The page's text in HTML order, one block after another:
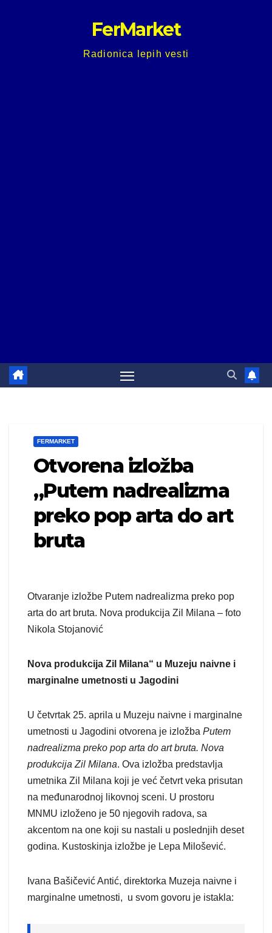
FerMarket
Radionica lepih vesti
FERMARKET
Otvorena izložba
„Putem nadrealizma
preko pop arta do art
bruta
Otvaranje izložbe Putem nadrealizma preko pop
arta do art bruta. Nova produkcija Zil Milana – foto
Nikola Stojanović
Nova produkcija Zil Milana“ u Muzeju naivne i
marginalne umetnosti u Jagodini
U četvrtak 25. aprila u Muzeju naivne i marginalne
umetnosti u Jagodini otvorena je izložba Putem
nadrealizma preko pop arta do art bruta. Nova
produkcija Zil Milana. Ova izložba predstavlja
umetnika Zil Milana koji je već četvrt veka prisutan
na međunarodnoj likovnoj sceni. U prostoru
MNMU izloženo je 50 njegovih radova, sa
akcentom na one koji su nastali u poslednjih deset
godina. Kustoskinja izložbe je Lepa Milošević.
Ivana Bašičević Antić, direktorka Muzeja naivne i
marginalne umetnosti, u svom govoru je istakla: